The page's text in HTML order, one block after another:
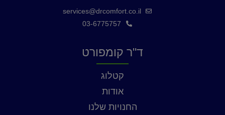
services@drcomfort.co.il
03-6775757
ד"ר קומפורט
קטלוג
אודות
החנויות שלנו